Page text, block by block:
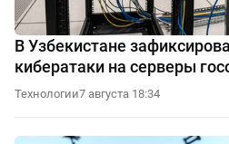
В Узбекистане
кибератаки на серверы
Технологии7 августа 18:34